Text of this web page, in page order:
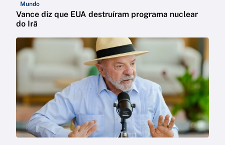
Mundo
Vance diz que EUA destruíram programa nuclear
do Irã